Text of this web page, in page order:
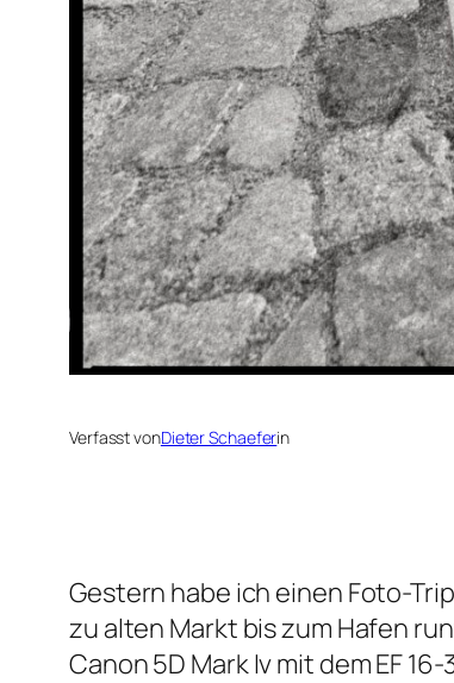
Verfasst vonDieter Schaeferin
Gestern habe ich einen Foto-
zu alten Markt bis zum Hafen
Canon 5D Mark Iv mit dem EF 16-